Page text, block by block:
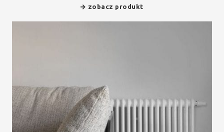
zobacz produkt